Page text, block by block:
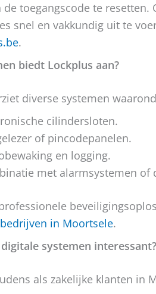
toegangscode te
snel en vakkundig uit te
.
biedt Lockplus aan?
diverse systemen
cilindersloten.
of pincodepanelen.
en logging.
met alarmsystemen of
bedrijven in Moortsele.
systemen interessant?
als zakelijke klanten in